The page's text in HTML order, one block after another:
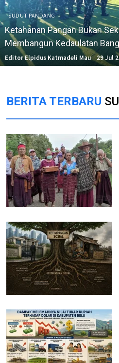
SUDUT PANDANG
Ketahanan Pangan Bukan
Membangun Kedaulatan
Editor Elpidus Katmadeli Mau 29 Jul
BERITA TERBARU